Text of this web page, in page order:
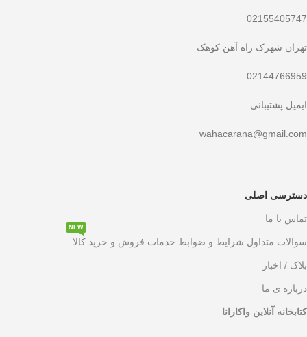
02155405747
تهران شهرک راه آهن کوهک
02144766959
ایمیل پشتیبانی
wahacarana@gmail.com
دسترسی اصلی
تماس با ما
سوالات متداول شرایط و ضوابط خدمات فروش و خرید کالا
NEW
بلاک / اخبار
درباره ی ما
کتابخانه آنلاین واکارانا